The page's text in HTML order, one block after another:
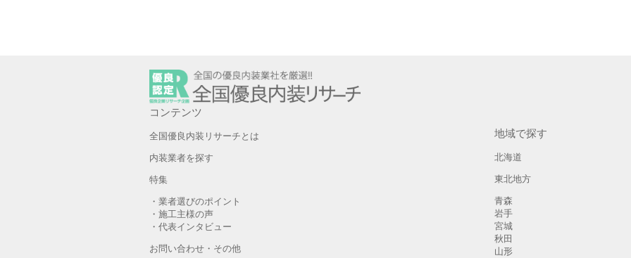
コンテンツ
全国優良内装リサーチとは
内装業者を探す
特集
・業者選びのポイント
・施工主様の声
・代表インタビュー
お問い合わせ・その他
地域で探す
北海道
東北地方
青森
岩手
宮城
秋田
山形